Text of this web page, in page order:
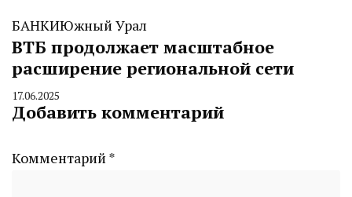
БАНКИЮжный Урал
ВТБ продолжает масштабное
расширение региональной сети
By
CHELINDUSTRY
17.06.2025
Добавить комментарий
Комментарий *